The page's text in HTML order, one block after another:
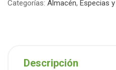
Categorías: Almacén, Especias
Descripción